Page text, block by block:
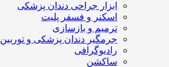
ابزار جراحی دندان پزشکی
اسکنر و فسفر پلیت
ترمیم و بازسازی
جرمگیر دندان پزشکی و توربین
رادیوگرافی
ساکشن